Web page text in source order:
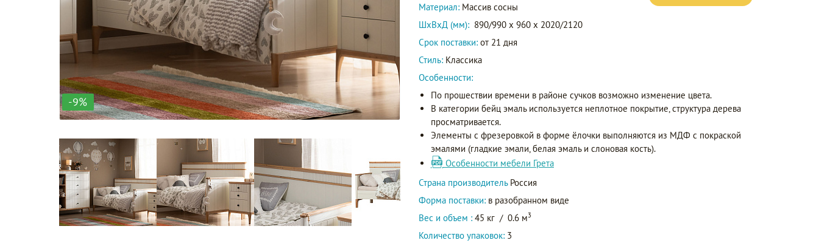
-9%
Материал: Массив сосны
ШxВxД (мм): 890/990 x 960 x 2020/2120
Срок поставки: от 21 дня
Стиль: Классика
Особенности:
По прошествии времени в районе сучков возможно изменение цвета.
В категории бейц эмаль используется неплотное покрытие, структура дерева
просматривается.
Элементы с фрезеровкой в форме ёлочки выполняются из МДФ с покраской
эмалями (гладкие эмали, белая эмаль и слоновая кость).
Особенности мебели Грета
Страна производитель Россия
Форма поставки: в разобранном виде
Вес и объем : 45 кг / 0.6 м3
Количество упаковок: 3